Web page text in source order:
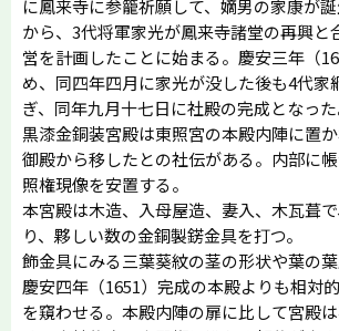
に鳳来寺に参籠祈願して、嫡男の家康が
から、3代将軍家光が鳳来寺諸堂の再興と
営を計画したことに始まる。慶安三年（
め、同四年四月に家光が没した後も4代家
ぎ、同年九月十七日に社殿の完成となった
黒漆金銅装宮殿は東照宮の本殿内陣に置
御殿から移したとの社伝がある。内部に
照権現像を安置する。
本宮殿は木造、入母屋造、妻入、木瓦葺
り、夥しい数の金銅製錺金具を打つ。
飾金具にみる三葉葵紋の茎の形状や葉の葉
慶安四年（1651）完成の本殿よりも相対
を窺わせる。本殿内陣の扉に比して宮殿